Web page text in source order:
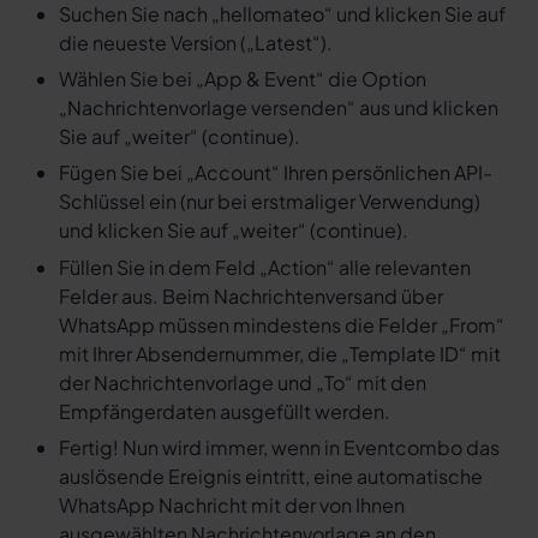
Suchen Sie nach „hellomateo“ und klicken Sie auf
die neueste Version („Latest“).
Wählen Sie bei „App & Event“ die Option
„Nachrichtenvorlage versenden“ aus und klicken
Sie auf „weiter“ (continue).
Fügen Sie bei „Account“ Ihren persönlichen API-
Schlüssel ein (nur bei erstmaliger Verwendung)
und klicken Sie auf „weiter“ (continue).
Füllen Sie in dem Feld „Action“ alle relevanten
Felder aus. Beim Nachrichtenversand über
WhatsApp müssen mindestens die Felder „From“
mit Ihrer Absendernummer, die „Template ID“ mit
der Nachrichtenvorlage und „To“ mit den
Empfängerdaten ausgefüllt werden.
Fertig! Nun wird immer, wenn in Eventcombo das
auslösende Ereignis eintritt, eine automatische
WhatsApp Nachricht mit der von Ihnen